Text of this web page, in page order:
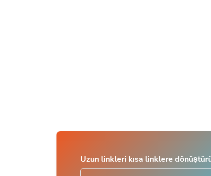
Uzun linkleri kısa linklere